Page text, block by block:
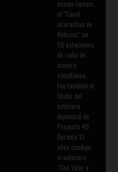
mismo tiempo,
el “Canal
interactivo de
Noticias” en
50 estaciones
de radio de
manera
simultánea.
Fue también el
titular del
noticiero
dominical de
Proyecto 40.
Durante 13
años condujo
el noticiero
“Con Valor y